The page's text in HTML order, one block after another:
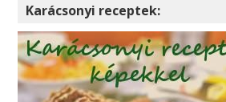
Karácsonyi receptek: